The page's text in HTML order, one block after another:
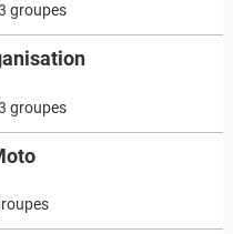
groupes
groupes